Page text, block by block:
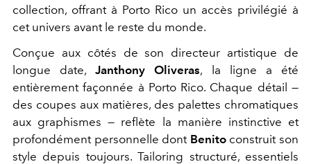
collection, offrant à Porto Rico un accès privilégié à
cet univers avant le reste du monde.
Conçue aux côtés de son directeur artistique de
longue date,Janthony Oliveras, la ligne a été
entièrement façonnée à Porto Rico. Chaque détail —
des coupes aux matières, des palettes chromatiques
aux graphismes — reflète la manière instinctive et
profondément personnelle dont Benitoconstruit son
style depuis toujours. Tailoring structuré, essentiels